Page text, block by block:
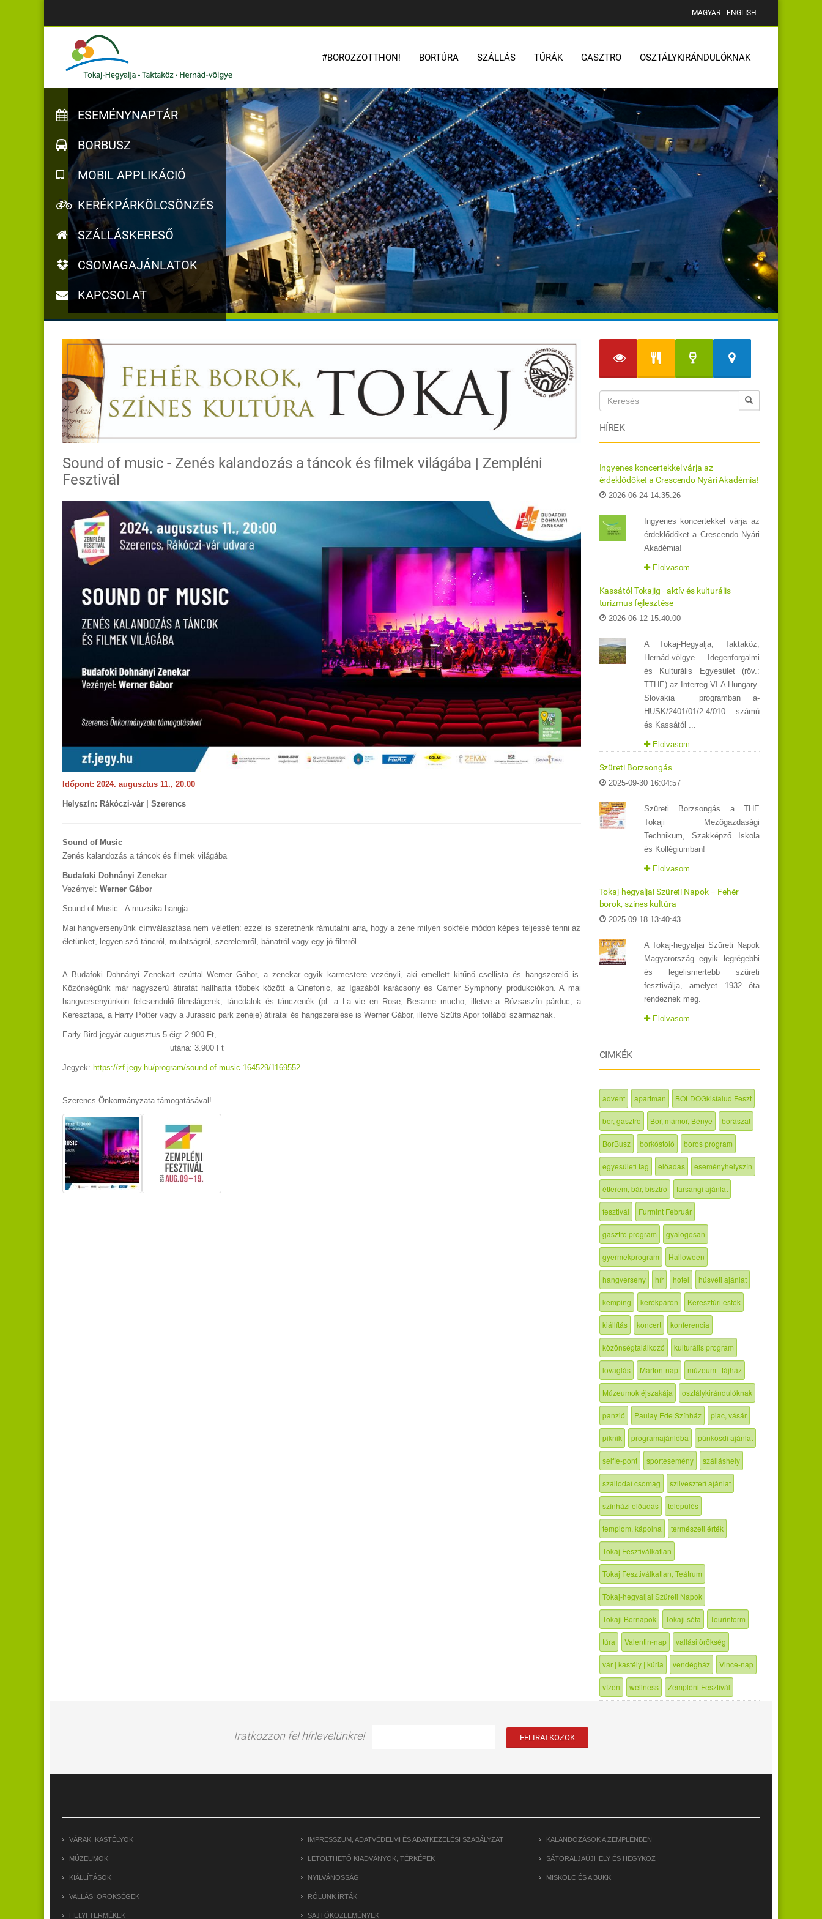
MAGYAR ENGLISH
#BOROZZOTTHON! BORTÚRA SZÁLLÁS TÚRÁK GASZTRO OSZTÁLYKIRÁNDULÓKNAK
ESEMÉNYNAPTÁR
BORBUSZ
MOBIL APPLIKÁCIÓ
KERÉKPÁRKÖLCSÖNZÉS
SZÁLLÁSKERESŐ
CSOMAGAJÁNLATOK
KAPCSOLAT
Sound of music - Zenés kalandozás a táncok és filmek világába | Zempléni
Fesztivál
Időpont: 2024. augusztus 11., 20.00
Helyszín: Rákóczi-vár | Szerencs
Sound of Music
Zenés kalandozás a táncok és filmek világába
Budafoki Dohnányi Zenekar
Vezényel: Werner Gábor
Sound of Music - A muzsika hangja.
Mai hangversenyünk címválasztása nem véletlen: ezzel is szeretnénk rámutatni arra, hogy a zene milyen sokféle módon képes teljessé tenni az
életünket, legyen szó táncról, mulatságról, szerelemről, bánatról vagy egy jó filmről.
A Budafoki Dohnányi Zenekart ezúttal Werner Gábor, a zenekar egyik karmestere vezényli, aki emellett kitűnő csellista és hangszerelő is.
Közönségünk már nagyszerű átiratát hallhatta többek között a Cinefonic, az Igazából karácsony és Gamer Symphony produkciókon. A mai
hangversenyünkön felcsendülő filmslágerek, táncdalok és tánczenék (pl. a La vie en Rose, Besame mucho, illetve a Rózsaszín párduc, a
Keresztapa, a Harry Potter vagy a Jurassic park zenéje) átiratai és hangszerelése is Werner Gábor, illetve Szüts Apor tollából származnak.
Early Bird jegyár augusztus 5-éig: 2.900 Ft,
utána: 3.900 Ft
Jegyek: https://zf.jegy.hu/program/sound-of-music-164529/1169552
Szerencs Önkormányzata támogatásával!
HÍREK
Ingyenes koncertekkel várja az
érdeklődőket a Crescendo Nyári Akadémia!
2026-06-24 14:35:26
Ingyenes koncertekkel várja az
érdeklődőket a Crescendo Nyári
Akadémia!
Elolvasom
Kassától Tokajig - aktív és kulturális
turizmus fejlesztése
2026-06-12 15:40:00
A Tokaj-Hegyalja, Taktaköz,
Hernád-völgye Idegenforgalmi
és Kulturális Egyesület (röv.:
TTHE) az Interreg VI-A Hungary-
Slovakia programban a-
HUSK/2401/01/2.4/010 számú
és Kassától ...
Elolvasom
Szüreti Borzsongás
2025-09-30 16:04:57
Szüreti Borzsongás a THE
Tokaji Mezőgazdasági
Technikum, Szakképző Iskola
és Kollégiumban!
Elolvasom
Tokaj-hegyaljai Szüreti Napok – Fehér
borok, színes kultúra
2025-09-18 13:40:43
A Tokaj-hegyaljai Szüreti Napok
Magyarország egyik legrégebbi
és legelismertebb szüreti
fesztiválja, amelyet 1932 óta
rendeznek meg.
Elolvasom
CIMKÉK
advent apartman BOLDOGkisfalud Feszt
bor, gasztro Bor, mámor, Bénye borászat
BorBusz borkóstoló boros program
egyesületi tag előadás eseményhelyszín
étterem, bár, bisztró farsangi ajánlat
fesztivál Furmint Február
gasztro program gyalogosan
gyermekprogram Halloween
hangverseny hír hotel húsvéti ajánlat
kemping kerékpáron Keresztúri esték
kiállítás koncert konferencia
közönségtalálkozó kulturális program
lovaglás Márton-nap múzeum | tájház
Múzeumok éjszakája osztálykirándulóknak
panzió Paulay Ede Színház piac, vásár
piknik programajánlóba pünkösdi ajánlat
selfie-pont sportesemény szálláshely
szállodai csomag szilveszteri ajánlat
színházi előadás település
templom, kápolna természeti érték
Tokaj Fesztiválkatlan
Tokaj Fesztiválkatlan, Teátrum
Tokaj-hegyaljai Szüreti Napok
Tokaji Bornapok Tokaji séta Tourinform
túra Valentin-nap vallási örökség
vár | kastély | kúria vendégház Vince-nap
vízen wellness Zempléni Fesztivál
Iratkozzon fel hírlevelünkre!
VÁRAK, KASTÉLYOK
MÚZEUMOK
KIÁLLÍTÁSOK
VALLÁSI ÖRÖKSÉGEK
HELYI TERMÉKEK
IMPRESSZUM, ADATVÉDELMI ÉS ADATKEZELÉSI SZABÁLYZAT
LETÖLTHETŐ KIADVÁNYOK, TÉRKÉPEK
NYILVÁNOSSÁG
RÓLUNK ÍRTÁK
SAJTÓKÖZLEMÉNYEK
KALANDOZÁSOK A ZEMPLÉNBEN
SÁTORALJAÚJHELY ÉS HEGYKÖZ
MISKOLC ÉS A BÜKK